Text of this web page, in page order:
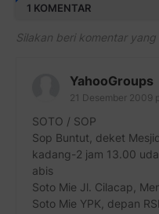
1 KOMENTAR
Silakan beri komentar
YahooGroups
21 Desember 2009
SOTO / SOP
Sop Buntut, deket
kadang-2 jam 13.00
abis
Soto Mie Jl. Cilacap,
Soto Mie YPK, depan